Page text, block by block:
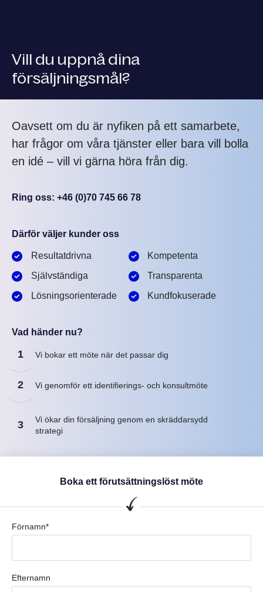
Vill du uppnå dina
försäljningsmål?
Oavsett om du är nyfiken på ett samarbete,
har frågor om våra tjänster eller bara vill bolla
en idé – vill vi gärna höra från dig.
Ring oss: +46 (0)70 745 66 78
Därför väljer kunder oss
Resultatdrivna
Självständiga
Lösningsorienterade
Kompetenta
Transparenta
Kundfokuserade
Vad händer nu?
1 Vi bokar ett möte när det passar dig
2 Vi genomför ett identifierings- och konsultmöte
3
Vi ökar din försäljning genom en skräddarsydd
strategi
Boka ett förutsättningslöst möte
Förnamn*
Efternamn